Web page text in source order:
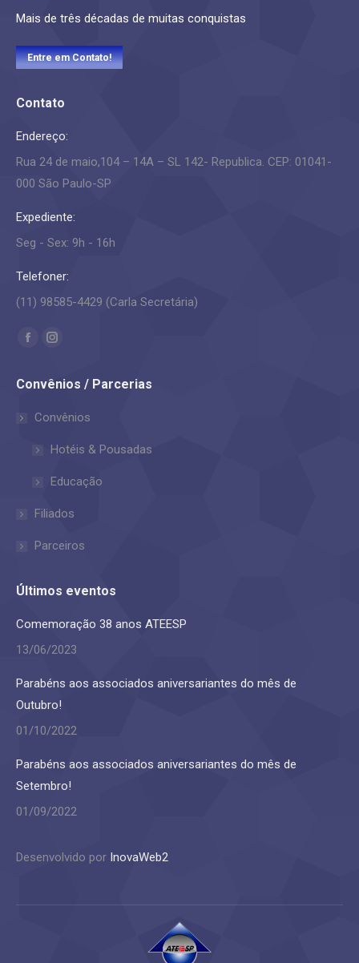
Mais de três décadas de muitas conquistas
Entre em Contato!
Contato
Endereço:
Rua 24 de maio,104 – 14A – SL 142- Republica. CEP: 01041-
000 São Paulo-SP
Expediente:
Seg - Sex: 9h - 16h
Telefoner:
(11) 98585-4429 (Carla Secretária)
Encontre-nos em:
Facebook
opens
window
Instagram
opens
window
Convênios / Parcerias
Convênios
Hotéis & Pousadas
Educação
Filiados
Parceiros
Últimos eventos
Comemoração 38 anos ATEESP
13/06/2023
Parabéns aos associados aniversariantes do mês de
Outubro!
01/10/2022
Parabéns aos associados aniversariantes do mês de
Setembro!
01/09/2022
Desenvolvido por InovaWeb2